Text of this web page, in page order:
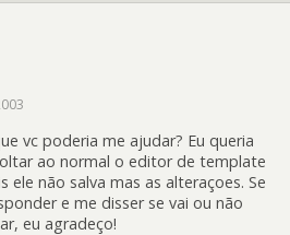
vc poderia me ajudar? Eu queria
ao normal o editor de template
ele não salva mas as alteraçoes. Se
e me disser se vai ou não
eu agradeço!